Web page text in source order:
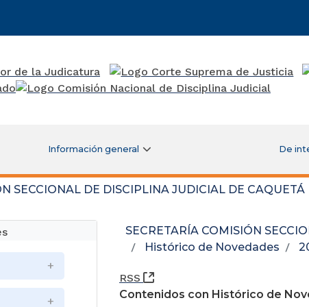
Información general De
SECCIONAL DE DISCIPLINA JUDICIAL DE CAQUETÁ
SECRETARÍA COMISIÓN
Histórico de Novedades
RSS
(Abre una nueva ventana)
Contenidos con Histórico de